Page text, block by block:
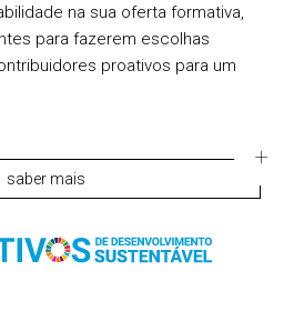
na sua oferta formativa,
para fazerem escolhas
proativos para um
saber mais